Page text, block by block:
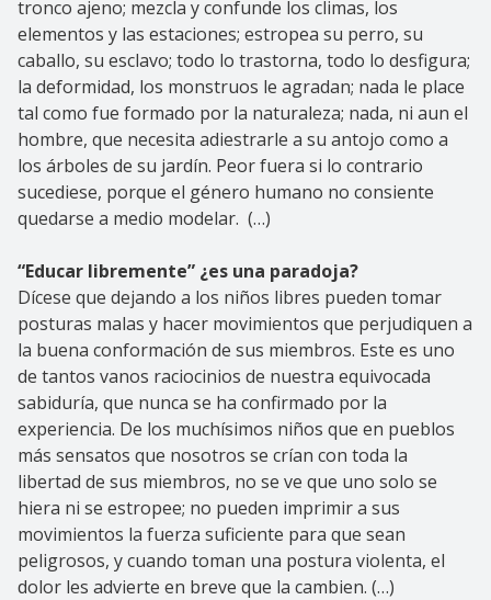
tronco ajeno; mezcla y confunde los climas, los
elementos y las estaciones; estropea su perro, su
caballo, su esclavo; todo lo trastorna, todo lo desfigura;
la deformidad, los monstruos le agradan; nada le place
tal como fue formado por la naturaleza; nada, ni aun el
hombre, que necesita adiestrarle a su antojo como a
los árboles de su jardín. Peor fuera si lo contrario
sucediese, porque el género humano no consiente
quedarse a medio modelar. (…)
“Educar libremente” ¿es una paradoja?
Dícese que dejando a los niños libres pueden tomar
posturas malas y hacer movimientos que perjudiquen a
la buena conformación de sus miembros. Este es uno
de tantos vanos raciocinios de nuestra equivocada
sabiduría, que nunca se ha confirmado por la
experiencia. De los muchísimos niños que en pueblos
más sensatos que nosotros se crían con toda la
libertad de sus miembros, no se ve que uno solo se
hiera ni se estropee; no pueden imprimir a sus
movimientos la fuerza suficiente para que sean
peligrosos, y cuando toman una postura violenta, el
dolor les advierte en breve que la cambien. (…)